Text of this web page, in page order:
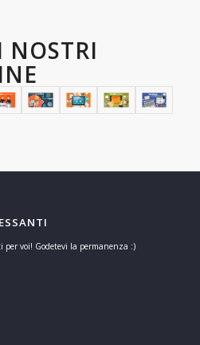
NOSTRI
voi! Godetevi la permanenza :)